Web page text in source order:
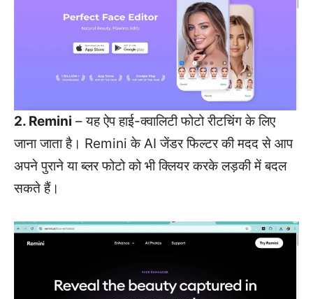
2. Remini – यह ऐप हाई-क्वालिटी फोटो रीटचिंग के लिए
जाना जाता है। Remini के AI जेंडर फिल्टर की मदद से आप
अपने पुराने या ब्लर फोटो को भी क्लियर करके लड़की में बदल
सकते हैं।